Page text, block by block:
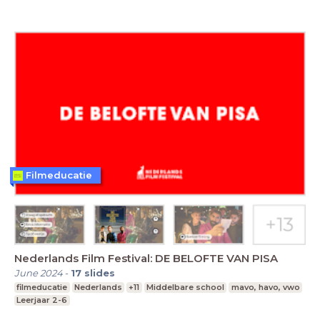
Nederlands Film Festival: DE BELOFTE VAN PISA
June 2024- 17 slides
filmeducatie Nederlands +11 Middelbare school
mavo, havo, vwo
Leerjaar 2-6
Filmeducatie